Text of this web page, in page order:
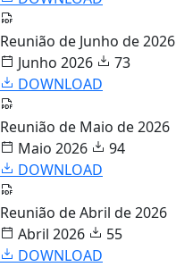
Reunião de Junho de 2026
Junho 2026
73
DOWNLOAD
Reunião de Maio de 2026
Maio 2026
94
DOWNLOAD
Reunião de Abril de 2026
Abril 2026
55
DOWNLOAD